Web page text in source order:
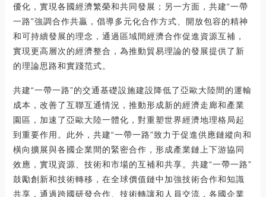
優化，實現各國經濟繁榮和共同發展；另一方面，共建“一帶
一路”強調合作共贏，倡導多元化合作方式、開放包容的精神
和可持續發展的理念，通過區域間經濟合作促進資源互補，
實現更高層次的經濟整合，為推動貿易理論的發展提供了新
的理論思路和實踐范式。
共建“一帶一路”的交通基礎設施建設降低了亞歐大陸間的運輸
成本，改善了互聯互通情況，推動形成新的經濟走廊和產業
園區，加速了亞歐大陸一體化，對重塑世界經濟地理格局起
到重要作用。此外，共建“一帶一路”致力于促進供應鏈縱向和
橫向擴展與各國企業間的緊密合作，形成產業鏈上下游協同
效應，實現資源、技術和市場的互補和共享。共建“一帶一路”
鼓勵創新和技術轉移，在全球價值鏈中加強技術合作和知識
共享，通過跨國研發合作、技術轉讓和人員交流，各國企業